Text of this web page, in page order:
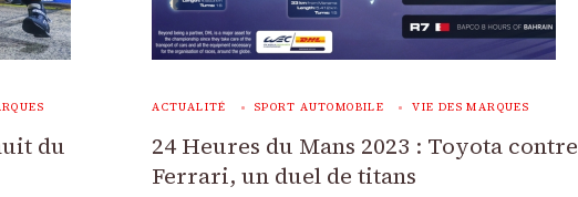
du
ACTUALITÉ SPORT AUTOMOBILE VIE DES MARQUES
24 Heures du Mans 2023 : Toyota contre
Ferrari, un duel de titans